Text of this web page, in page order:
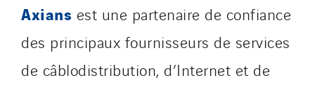
Axians est une partenaire de confiance
des principaux fournisseurs de services
de câblodistribution, d’Internet et de